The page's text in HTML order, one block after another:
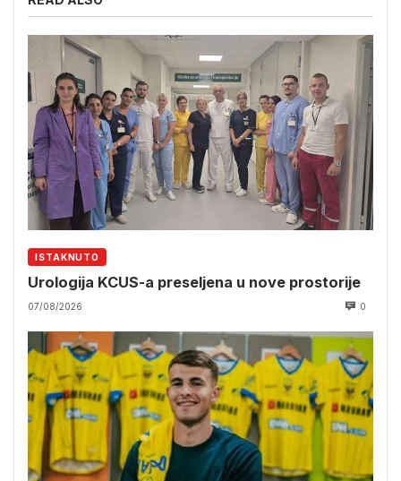
ISTAKNUTO
Urologija KCUS-a preseljena u nove prostorije
07/08/2026 0